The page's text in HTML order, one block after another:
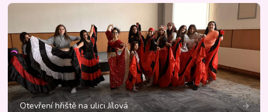
Otevření hřiště na ulici Jílová